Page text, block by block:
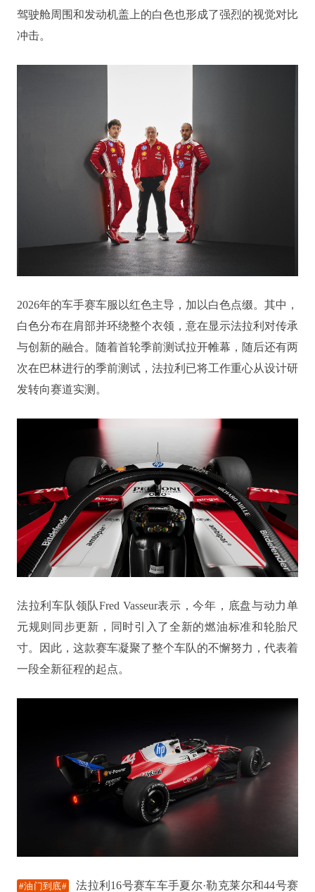
驾驶舱周围和发动机盖上的白色也形成了强烈的视觉对比
冲击。
2026年的车手赛车服以红色主导，加以白色点缀。其中，
白色分布在肩部并环绕整个衣领，意在显示法拉利对传承
与创新的融合。随着首轮季前测试拉开帷幕，随后还有两
次在巴林进行的季前测试，法拉利已将工作重心从设计研
发转向赛道实测。
法拉利车队领队Fred Vasseur表示，今年，底盘与动力单
元规则同步更新，同时引入了全新的燃油标准和轮胎尺
寸。因此，这款赛车凝聚了整个车队的不懈努力，代表着
一段全新征程的起点。
法拉利16号赛车车手夏尔·勒克莱尔和44号赛